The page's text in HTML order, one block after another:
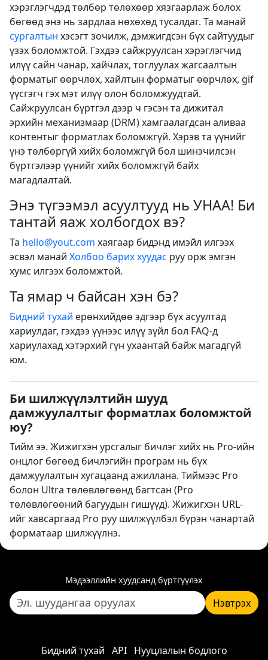
хэрэглэгчдэд төлбөр төлөхөөр хязгаарлаж болох
бөгөөд энэ нь зардлаа нөхөхөд тусалдаг. Та манай
сургалтын хэсэгт зочилж, дэмжигдсэн бүх сайтуудыг
үзэх боломжтой. Гэхдээ сайжруулсан хэрэглэгчид
илүү сайн чанар, хайчлах, тоглуулах жагсаалтын
форматыг өөрчлөх, хайлтын форматыг өөрчлөх, gif
үүсгэгч гэх мэт илүү олон боломжуудтай.
Сайжруулсан бүртгэл дээр ч гэсэн та дижитал
эрхийн механизмаар (DRM) хамгаалагдсан аливаа
контентыг форматлах боломжгүй. Хэрэв та үүнийг
үнэ төлбөргүй хийх боломжгүй бол шинэчилсэн
бүртгэлээр үүнийг хийх боломжгүй байх
магадлалтай.
Энэ түгээмэл асуултууд нь УНАА! Би
тантай яаж холбогдох вэ?
Та hello@yout.com хаягаар бидэнд имэйл илгээх
эсвэл манай Холбоо барих хуудас руу орж эмгэн
хумс илгээх боломжтой.
Та ямар ч байсан хэн бэ?
Бидний тухай ерөнхийдөө эдгээр бүх асуултад
хариулдаг, гэхдээ үүнээс илүү зүйл бол FAQ-д
хариулахад хэтэрхий гүн ухаантай байж магадгүй
юм.
Би шилжүүлэлтийн шууд
дамжуулалтыг форматлах боломжтой
юу?
Тийм ээ. Жижигхэн урсгалыг бичлэг хийх нь Pro-ийн
онцлог бөгөөд бичлэгийн програм нь бүх
дамжуулалтын хугацаанд ажиллана. Тиймээс Pro
болон Ultra төлөвлөгөөнд багтсан (Pro
төлөвлөгөөний багуудын гишүүд). Жижигхэн URL-
ийг хавсаргаад Pro руу шилжүүлбэл бүрэн чанартай
форматаар шилжүүлнэ.
Мэдээллийн хуудсанд бүртгүүлэх
Нэвтрэх
Бидний тухай API
Нууцлалын бодлого